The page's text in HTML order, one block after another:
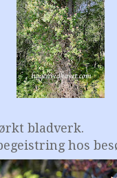
bladverk.
hos